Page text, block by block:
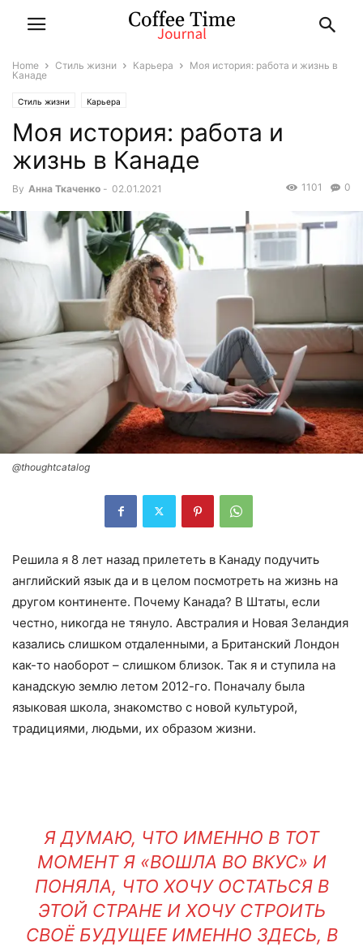
Home Стиль жизни Карьера
Моя история: работа и жизнь в
Канаде
Стиль жизни Карьера
Моя история: работа и
жизнь в Канаде
By Анна Ткаченко - 02.01.2021 0
1101
@thoughtcatalog
Решила я 8 лет назад прилететь в Канаду подучить
английский язык да и в целом посмотреть на жизнь на
другом континенте. Почему Канада? В Штаты, если
честно, никогда не тянуло. Австралия и Новая Зеландия
казались слишком отдаленными, а Британский Лондон
как-то наоборот – слишком близок. Так я и ступила на
канадскую землю летом 2012-го. Поначалу была
языковая школа, знакомство с новой культурой,
традициями, людьми, их образом жизни.
Я ДУМАЮ, ЧТО ИМЕННО В ТОТ
МОМЕНТ Я «ВОШЛА ВО ВКУС» И
ПОНЯЛА, ЧТО ХОЧУ ОСТАТЬСЯ В
ЭТОЙ СТРАНЕ И ХОЧУ СТРОИТЬ
СВОЁ БУДУЩЕЕ ИМЕННО ЗДЕСЬ, В